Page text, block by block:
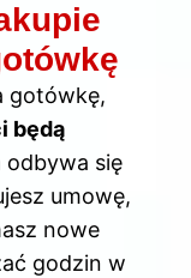
gotówkę,
będą
odbywa się
umowę,
nowe
godzin w